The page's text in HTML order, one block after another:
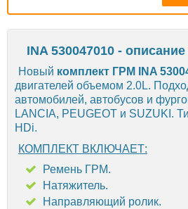
INA 530047010 -
Новый комплект ГРМ INA
двигателей объемом 2.0L.
автомобилей, автобусов и
LANCIA, PEUGEOT и SUZUKI.
HDi.
КОМПЛЕКТ ВКЛЮЧАЕТ:
Ремень ГРМ.
Натяжитель.
Направляющий ролик.